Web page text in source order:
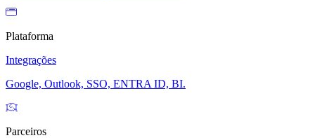
Plataforma
Integrações
Google, Outlook, SSO, ENTRA ID, BI.
Parceiros